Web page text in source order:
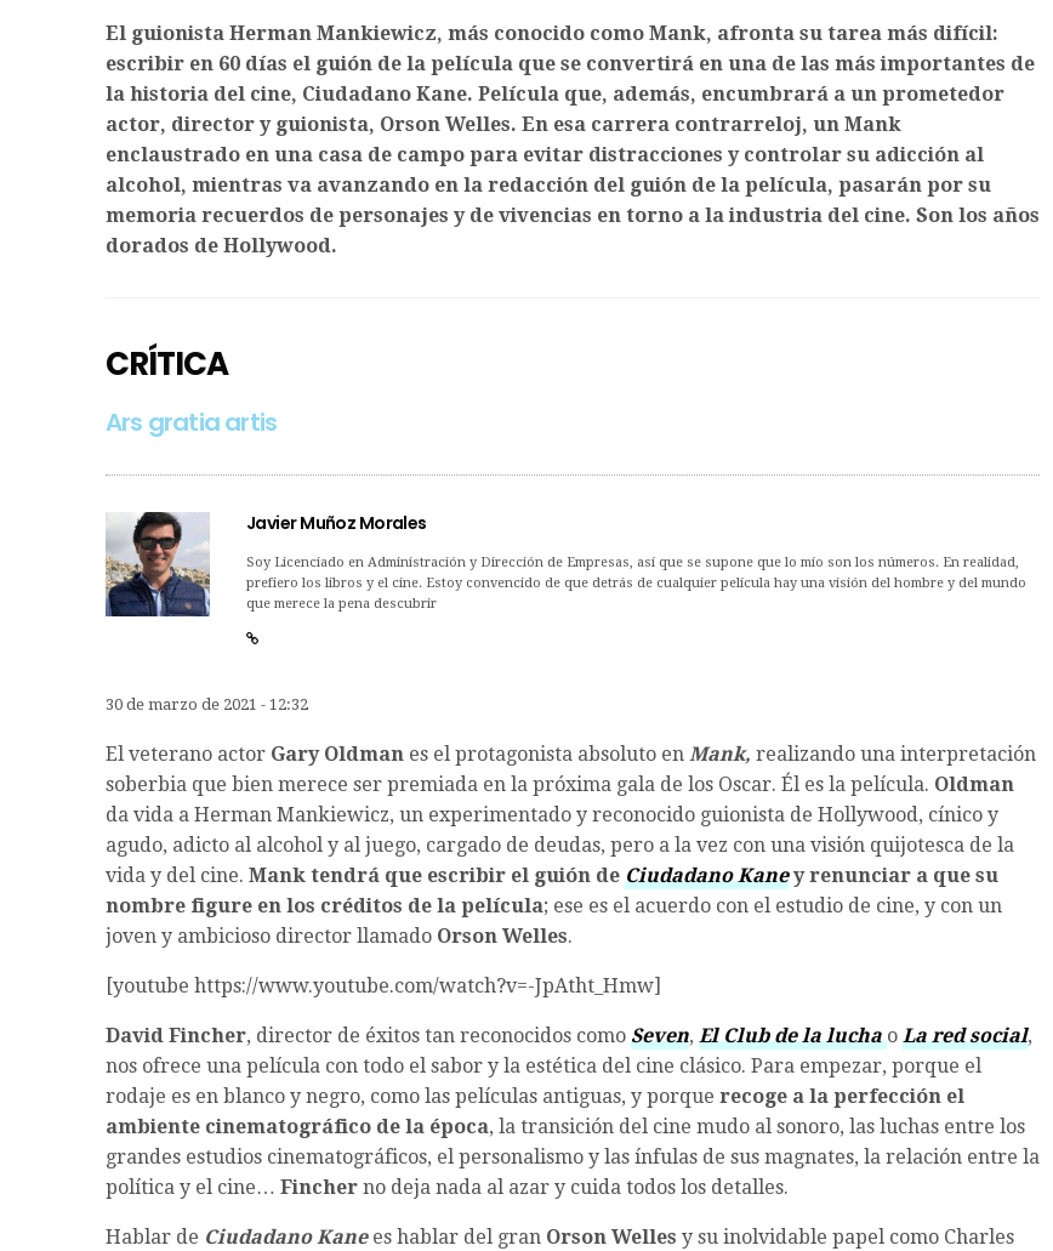
El guionista Herman Mankiewicz, más conocido como Mank, afronta su tarea más difícil:
escribir en 60 días el guión de la película que se convertirá en una de las más importantes de
la historia del cine, Ciudadano Kane. Película que, además, encumbrará a un prometedor
actor, director y guionista, Orson Welles. En esa carrera contrarreloj, un Mank
enclaustrado en una casa de campo para evitar distracciones y controlar su adicción al
alcohol, mientras va avanzando en la redacción del guión de la película, pasarán por su
memoria recuerdos de personajes y de vivencias en torno a la industria del cine. Son los años
dorados de Hollywood.
CRÍTICA
Ars gratia artis
Javier Muñoz Morales
Soy Licenciado en Administración y Dirección de Empresas, así que se supone que lo mío son los números. En realidad,
prefiero los libros y el cine. Estoy convencido de que detrás de cualquier película hay una visión del hombre y del mundo
que merece la pena descubrir
30 de marzo de 2021 - 12:32
El veterano actor Gary Oldman es el protagonista absoluto en Mank, realizando una interpretación
soberbia que bien merece ser premiada en la próxima gala de los Oscar. Él es la película. Oldman
da vida a Herman Mankiewicz, un experimentado y reconocido guionista de Hollywood, cínico y
agudo, adicto al alcohol y al juego, cargado de deudas, pero a la vez con una visión quijotesca de la
vida y del cine. Mank tendrá que escribir el guión de Ciudadano Kaney renunciar a que su
nombre figure en los créditos de la película; ese es el acuerdo con el estudio de cine, y con un
joven y ambicioso director llamado Orson Welles.
[youtube https://www.youtube.com/watch?v=-JpAtht_Hmw]
David Fincher, director de éxitos tan reconocidos como Seven, El Club de la lucha o La red social,
nos ofrece una película con todo el sabor y la estética del cine clásico. Para empezar, porque el
rodaje es en blanco y negro, como las películas antiguas, y porque recoge a la perfección el
ambiente cinematográfico de la época, la transición del cine mudo al sonoro, las luchas entre los
grandes estudios cinematográficos, el personalismo y las ínfulas de sus magnates, la relación entre la
política y el cine… Fincher no deja nada al azar y cuida todos los detalles.
Hablar de Ciudadano Kanees hablar del gran Orson Welles y su inolvidable papel como Charles